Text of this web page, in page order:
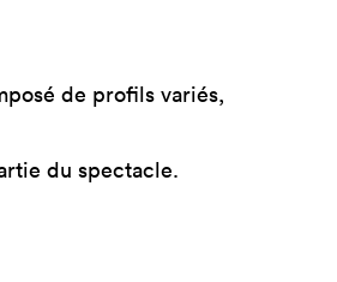
de profils variés,
du spectacle.